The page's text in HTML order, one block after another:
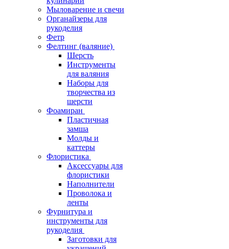
Мыловарение и свечи
Органайзеры для
рукоделия
Фетр
Фелтинг (валяние)
Шерсть
Инструменты
для валяния
Наборы для
творчества из
шерсти
Фоамиран
Пластичная
замша
Молды и
каттеры
Флористика
Аксессуары для
флористики
Наполнители
Проволока и
ленты
Фурнитура и
инструменты для
рукоделия
Заготовки для